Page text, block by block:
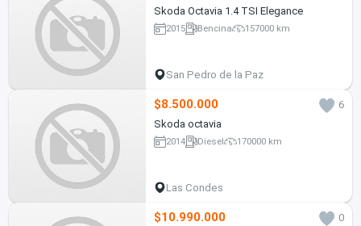
Skoda Octavia 1.4 TSI Elegance
2015 Bencina 157000 km
San Pedro de la Paz
$8.500.000
6
Skoda octavia
2014 Diesel 170000 km
Las Condes
$10.990.000
0